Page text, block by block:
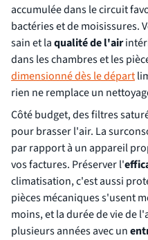
accumulée dans le circuit
bactéries et de moisissures.
sain et laqualité de l'air
dans les chambres et les
dimensionné dès le départ
rien ne remplace un
Côté budget, des filtres
pour brasser l'air. La
par rapport à un appareil
vos factures. Préserver l'
climatisation, c'est aussi
pièces mécaniques s'usent
moins, et la durée de vie de
plusieurs années avec un